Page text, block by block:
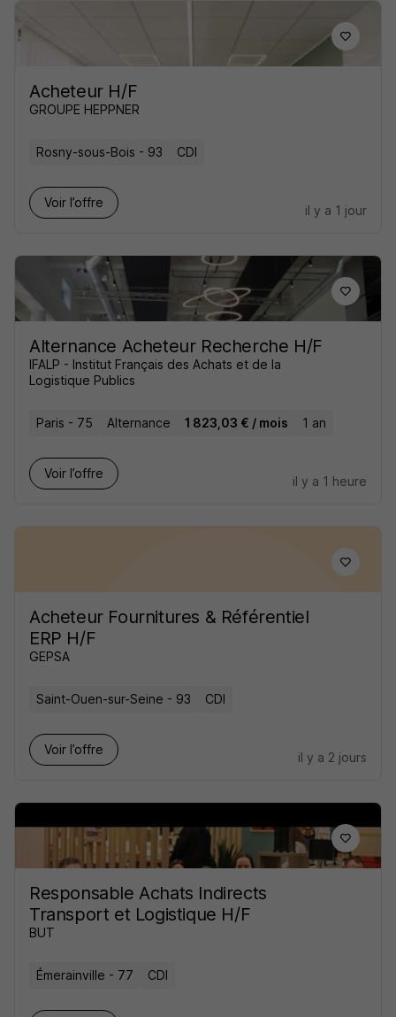
Acheteur H/F
GROUPE HEPPNER
Rosny-sous-Bois - 93 CDI
Voir l’offre
il y a 1 jour
Alternance Acheteur Recherche H/F
IFALP - Institut Français des Achats et de la
Logistique Publics
Paris - 75 Alternance 1 823,03 € / mois 1 an
Voir l’offre
il y a 1 heure
Acheteur Fournitures & Référentiel
ERP H/F
GEPSA
Saint-Ouen-sur-Seine - 93 CDI
Voir l’offre
il y a 2 jours
Responsable Achats Indirects
Transport et Logistique H/F
BUT
Émerainville - 77 CDI